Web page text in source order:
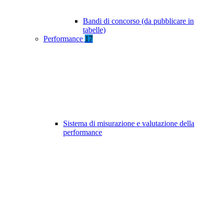
Bandi di concorso (da pubblicare in
tabelle)
Performance 17
Sistema di misurazione e valutazione della
performance